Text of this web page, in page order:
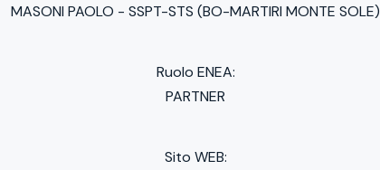
MASONI PAOLO - SSPT-STS (BO-MARTIRI MONTE SOLE)
Ruolo ENEA:
PARTNER
Sito WEB: